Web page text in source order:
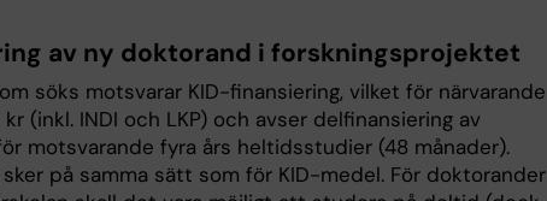
av ny doktorand i forskningsprojektet
söks motsvarar KID-finansiering, vilket för närvarande
(inkl. INDI och LKP) och avser delfinansiering av
motsvarande fyra års heltidsstudier (48 månader).
på samma sätt som för KID-medel. För doktorander